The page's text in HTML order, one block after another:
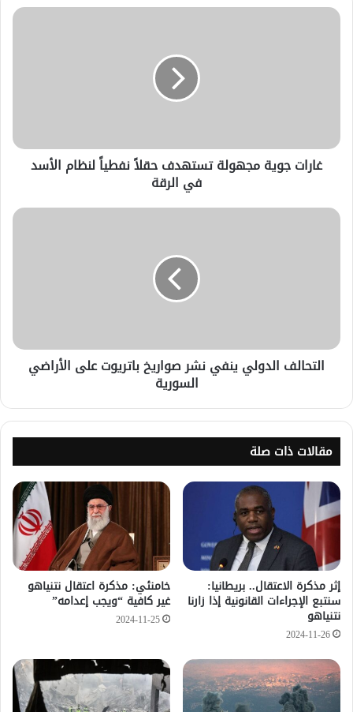
غارات جوية مجهولة تستهدف حقلاً نفطياً لنظام الأسد
في الرقة
التحالف الدولي ينفي نشر صواريخ باتريوت على الأراضي
السورية
مقالات ذات صلة
إثر مذكرة الاعتقال.. بريطانيا:
سنتبع الإجراءات القانونية إذا زارنا
نتنياهو
2024-11-26
خامنئي: مذكرة اعتقال نتنياهو
غير كافية “ويجب إعدامه”
2024-11-25